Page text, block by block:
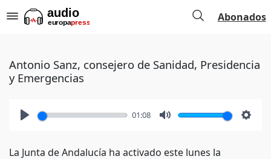
Abonados
Antonio Sanz, consejero de Sanidad, Presidencia
y Emergencias
01:08
La Junta de Andalucía ha activado este lunes la